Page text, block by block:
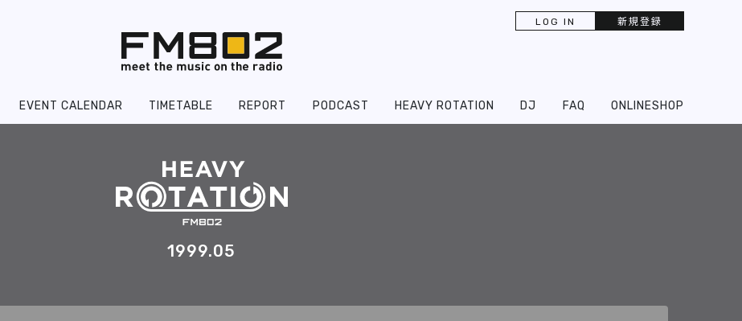
LOG IN 新規登録
EVENT CALENDAR TIMETABLE REPORT PODCAST HEAVY ROTATION DJ FAQ ONLINESHOP
1999.05